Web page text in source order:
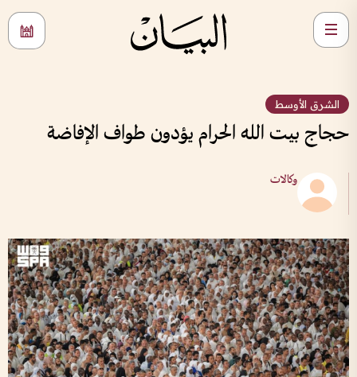
الشرق الأوسط
حجاج بيت الله الحرام يؤدون طواف الإفاضة
وكالات